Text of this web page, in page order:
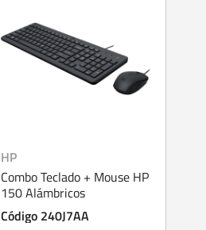
HP
Combo Teclado + Mouse HP
150 Alámbricos
Código 240J7AA